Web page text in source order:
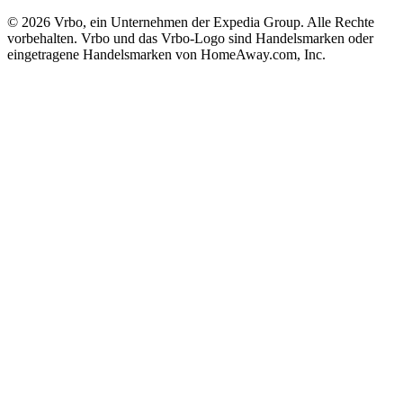
© 2026 Vrbo, ein Unternehmen der Expedia Group. Alle Rechte
vorbehalten. Vrbo und das Vrbo-Logo sind Handelsmarken oder
eingetragene Handelsmarken von HomeAway.com, Inc.